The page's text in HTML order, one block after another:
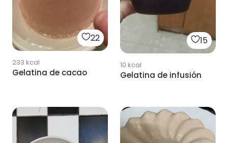
22
233 kcal
Gelatina de cacao
15
10 kcal
Gelatina de infusión